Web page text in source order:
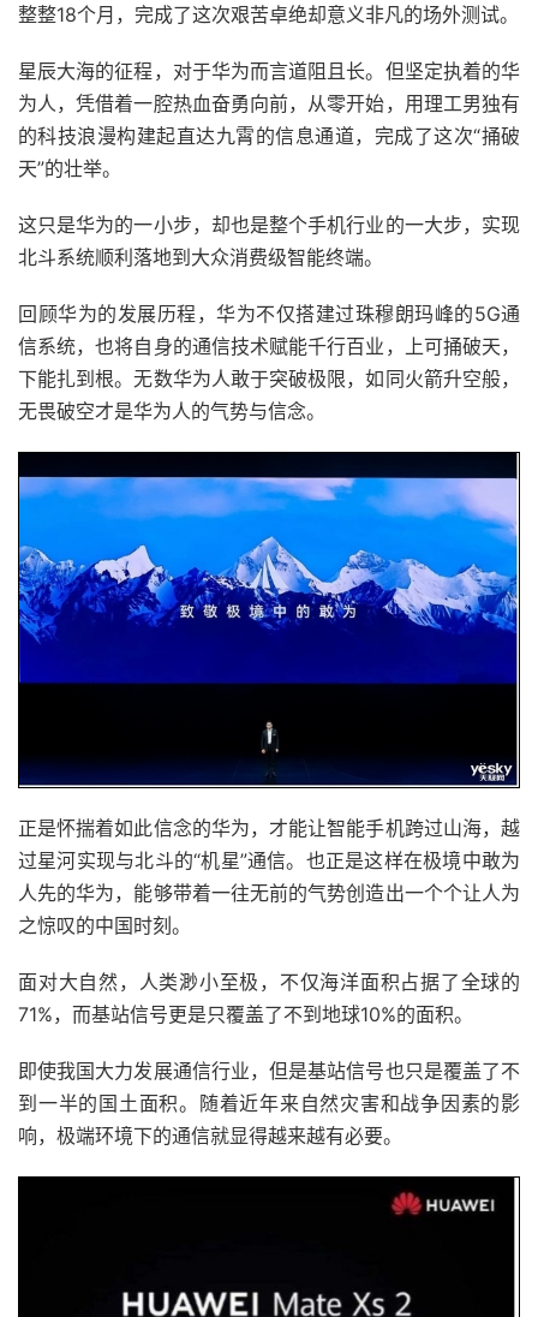
整整18个月，完成了这次艰苦卓绝却意义非凡的场外测试。
星辰大海的征程，对于华为而言道阻且长。但坚定执着的华
为人，凭借着一腔热血奋勇向前，从零开始，用理工男独有
的科技浪漫构建起直达九霄的信息通道，完成了这次“捅破
天”的壮举。
这只是华为的一小步，却也是整个手机行业的一大步，实现
北斗系统顺利落地到大众消费级智能终端。
回顾华为的发展历程，华为不仅搭建过珠穆朗玛峰的5G通
信系统，也将自身的通信技术赋能千行百业，上可捅破天，
下能扎到根。无数华为人敢于突破极限，如同火箭升空般，
无畏破空才是华为人的气势与信念。
正是怀揣着如此信念的华为，才能让智能手机跨过山海，越
过星河实现与北斗的“机星”通信。也正是这样在极境中敢为
人先的华为，能够带着一往无前的气势创造出一个个让人为
之惊叹的中国时刻。
面对大自然，人类渺小至极，不仅海洋面积占据了全球的
71%，而基站信号更是只覆盖了不到地球10%的面积。
即使我国大力发展通信行业，但是基站信号也只是覆盖了不
到一半的国土面积。随着近年来自然灾害和战争因素的影
响，极端环境下的通信就显得越来越有必要。